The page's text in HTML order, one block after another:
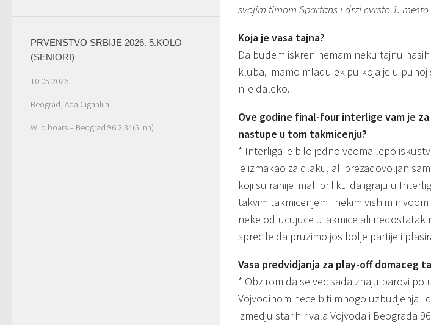
svojim timom Spartans i drzi cvrsto 1.
Koja je vasa tajna?
Da budem iskren nemam neku tajnu
kluba, imamo mladu ekipu koja je u
nije daleko.
Ove godine final-four interlige vam je
nastupe u tom takmicenju?
* Interliga je bilo jedno veoma lepo
je izmakao za dlaku, ali prezadovoljan
koji su ranije imali priliku da igraju u
takvim takmicenjem i nekim vishim
neke odlucujuce utakmice ali nedostatak
sprecile da pruzimo jos bolje partije i
Vasa predvidjanja za play-off domaceg
* Obzirom da se vec sada znaju parovi
Vojvodinom nece biti mnogo uzbudjenja i
izmedju starih rivala Vojvoda i Beograda
PRVENSTVO SRBIJE 2026. 5.KOLO
(SENIORI)
10.05.2026.
Beograd, Ada Ciganlija
Wild boars – Beograd 96 2:34(5 inn)